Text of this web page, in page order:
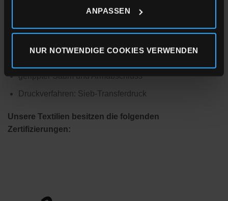
ANPASSEN
NUR NOTWENDIGE COOKIES VERWENDEN
gerippter Saum und Armabschluss
Druckverfahren: Sieb-Transferdruck
Unsere Textilien besitzen die folgenden
Zertifizierungen: